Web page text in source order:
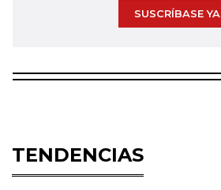
SUSCRÍBASE YA
TENDENCIAS